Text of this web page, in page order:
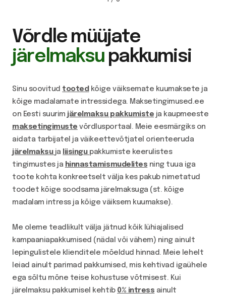
Võrdle müüjate
järelmaksu pakkumisi
Sinu soovitud tooted kõige väiksemate kuumaksete ja
kõige madalamate intressidega. Maksetingimused.ee
on Eesti suurim järelmaksu pakkumiste ja kaupmeeste
maksetingimuste võrdlusportaal. Meie eesmärgiks on
aidata tarbijatel ja väikeettevõtjatel orienteeruda
järelmaksu ja liisingu pakkumiste keerulistes
tingimustes ja hinnastamismudelites ning tuua iga
toote kohta konkreetselt välja kes pakub nimetatud
toodet kõige soodsama järelmaksuga (st. kõige
madalam intress ja kõige väiksem kuumakse).
Me oleme teadlikult välja jätnud kõik lühiajalised
kampaaniapakkumised (nädal või vähem) ning ainult
lepingulistele klienditele mõeldud hinnad. Meie lehelt
leiad ainult parimad pakkumised, mis kehtivad igaühele
ega sõltu mõne teise kohustuse võtmisest. Kui
järelmaksu pakkumisel kehtib 0% intress ainult